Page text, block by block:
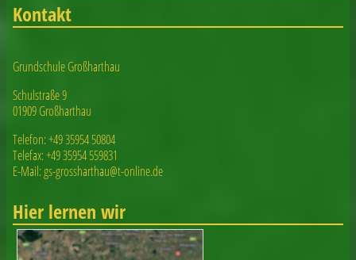
Kontakt
Grundschule Großharthau
Schulstraße 9
01909 Großharthau
Telefon: +49 35954 50804
Telefax: +49 35954 559831
E-Mail: gs-grossharthau@t-online.de
Hier lernen wir